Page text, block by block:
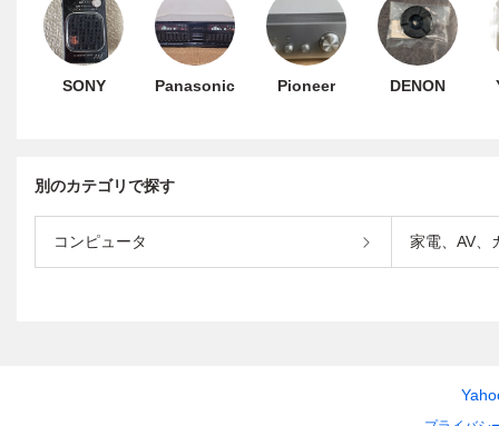
SONY Panasonic Pioneer DENON
別のカテゴリで探す
コンピュータ 家電、AV、